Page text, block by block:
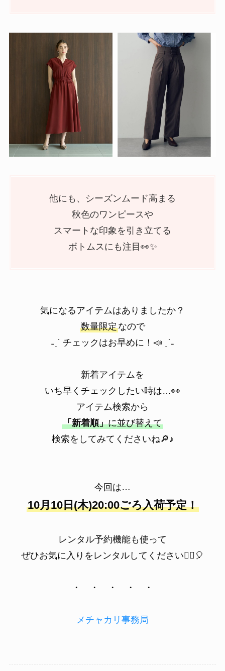
他にも、シーズンムード高まる
秋色のワンピースや
スマートな印象を引き立てる
ボトムスにも注目👀✨
気になるアイテムはありましたか？
数量限定なので
˗ˏˋ チェックはお早めに！📣 ˎˊ˗
新着アイテムを
いち早くチェックしたい時は…👀
アイテム検索から
「新着順」に並び替えて
検索をしてみてくださいね🔎♪
今回は…
10月10日(木)20:00ごろ入荷予定！
レンタル予約機能も使って
ぜひお気に入りをレンタルしてください💁‍♀️🎈
・ ・ ・ ・ ・
メチャカリ事務局